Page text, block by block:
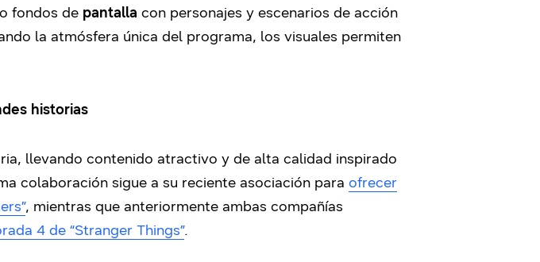
fondos de pantalla con personajes y escenarios de acción
la atmósfera única del programa, los visuales permiten
historias
llevando contenido atractivo y de alta calidad inspirado
colaboración sigue a su reciente asociación para ofrecer
, mientras que anteriormente ambas compañías
4 de “Stranger Things”.